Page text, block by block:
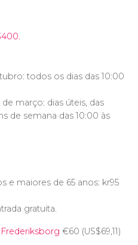
todos os dias das 10:00
de março: dias úteis, das
de semana das 10:00 às
e maiores de 65 anos: kr95
gratuita.
€60 (US$69,11)